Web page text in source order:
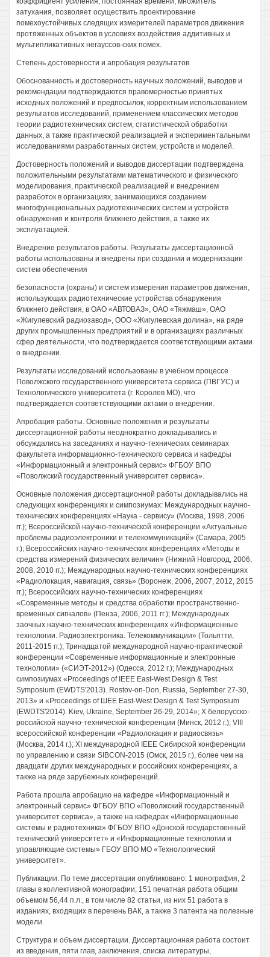
затухания, позволяет осуществить проектирование
помехоустойчивых следящих измерителей параметров движения
протяженных объектов в условиях воздействия аддитивных и
мультипликативных негауссов-ских помех.
Степень достоверности и апробация результатов.
Обоснованность и достоверность научных положений, выводов и
рекомендации подтверждаются правомерностью принятых
исходных положений и предпосылок, корректным использованием
результатов исследований, применением классических методов
теории радиотехнических систем, статистической обработки
данных, а также практической реализацией и экспериментальными
исследованиями разработанных систем, устройств и моделей.
Достоверность положений и выводов диссертации подтверждена
положительными результатами математического и физического
моделирования, практической реализацией и внедрением
разработок в организациях, занимающихся созданием
многофункциональных радиотехнических систем и устройств
обнаружения и контроля ближнего действия, а также их
эксплуатацией.
Внедрение результатов работы. Результаты диссертационной
работы использованы и внедрены при создании и модернизации
систем обеспечения
безопасности (охраны) и систем измерения параметров движения,
использующих радиотехнические устройства обнаружения
ближнего действия, в ОАО «АВТОВАЗ», ОАО «Тяжмаш», ОАО
«Жигулевский радиозавод», ООО «Жигулевская долина», на ряде
других промышленных предприятий и в организациях различных
сфер деятельности, что подтверждается соответствующими актами
о внедрении.
Результаты исследований использованы в учебном процессе
Поволжского государственного университета сервиса (ПВГУС) и
Технологического университета (г. Королев МО), что
подтверждается соответствующими актами о внедрении.
Апробация работы. Основные положения и результаты
диссертационной работы неоднократно докладывались и
обсуждались на заседаниях и научно-технических семинарах
факультета информационно-технического сервиса и кафедры
«Информационный и электронный сервис» ФГБОУ ВПО
«Поволжский государственный университет сервиса».
Основные положения диссертационной работы докладывались на
следующих конференциях и симпозиумах: Международных научно-
технических конференциях «Наука - сервису» (Москва, 1998, 2006
гг.); Всероссийской научно-технической конференции «Актуальные
проблемы радиоэлектроники и телекоммуникаций» (Самара, 2005
г.); Всероссийских научно-технических конференциях «Методы и
средства измерений физических величин» (Нижний Новгород, 2006,
2008, 2010 гг.); Международных научно-технических конференциях
«Радиолокация, навигация, связь» (Воронеж, 2006, 2007, 2012, 2015
гг.); Всероссийских научно-технических конференциях
«Современные методы и средства обработки пространственно-
временных сигналов» (Пенза, 2006, 2011 гг.); Международных
заочных научно-технических конференциях «Информационные
технологии. Радиоэлектроника. Телекоммуникации» (Тольятти,
2011-2015 гг.); Тринадцатой международной научно-практической
конференции «Современные информационные и электронные
технологии» («СИЭТ-2012») (Одесса, 2012 г.); Международных
симпозиумах «Proceedings of IEEE East-West Design & Test
Symposium (EWDTS'2013). Rostov-on-Don, Russia, September 27-30,
2013» и «Proceedings of ШЕЕ East-West Design & Test Symposium
(EWDTS'2014). Kiev, Ukraine, September 26-29, 2014»; X белорусско-
российской научно-технической конференции (Минск, 2012 г.); VIII
всероссийской конференции «Радиолокация и радиосвязь»
(Москва, 2014 г.); XI международной IEEE Сибирской конференции
по управлению и связи SIBCON-2015 (Омск, 2015 г.), более чем на
двадцати других международных и российских конференциях, а
также на ряде зарубежных конференций.
Работа прошла апробацию на кафедре «Информационный и
электронный сервис» ФГБОУ ВПО «Поволжский государственный
университет сервиса», а также на кафедрах «Информационные
системы и радиотехника» ФГБОУ ВПО «Донской государственный
технический университет» и «Информационные технологии и
управляющие системы» ГБОУ ВПО МО «Технологический
университет».
Публикации. По теме диссертации опубликовано: 1 монография, 2
главы в коллективной монографии; 151 печатная работа общим
объемом 56,44 п.л., в том числе 82 статьи, из них 51 работа в
изданиях, входящих в перечень ВАК, а также 3 патента на полезные
модели.
Структура и объем диссертации. Диссертационная работа состоит
из введения, пяти глав, заключения, списка литературы,